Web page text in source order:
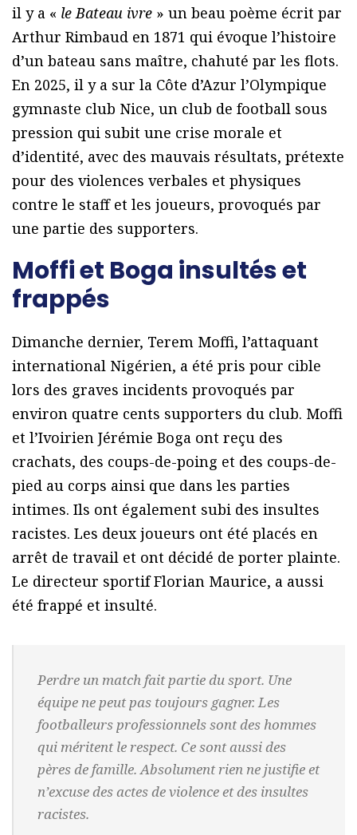
il y a « le Bateau ivre » un beau poème écrit par
Arthur Rimbaud en 1871 qui évoque l’histoire
d’un bateau sans maître, chahuté par les flots.
En 2025, il y a sur la Côte d’Azur l’Olympique
gymnaste club Nice, un club de football sous
pression qui subit une crise morale et
d’identité, avec des mauvais résultats, prétexte
pour des violences verbales et physiques
contre le staff et les joueurs, provoqués par
une partie des supporters.
Moffi et Boga insultés et
frappés
Dimanche dernier, Terem Moffi, l’attaquant
international Nigérien, a été pris pour cible
lors des graves incidents provoqués par
environ quatre cents supporters du club. Moffi
et l’Ivoirien Jérémie Boga ont reçu des
crachats, des coups-de-poing et des coups-de-
pied au corps ainsi que dans les parties
intimes. Ils ont également subi des insultes
racistes. Les deux joueurs ont été placés en
arrêt de travail et ont décidé de porter plainte.
Le directeur sportif Florian Maurice, a aussi
été frappé et insulté.
Perdre un match fait partie du sport. Une
équipe ne peut pas toujours gagner. Les
footballeurs professionnels sont des hommes
qui méritent le respect. Ce sont aussi des
pères de famille. Absolument rien ne justifie et
n’excuse des actes de violence et des insultes
racistes.